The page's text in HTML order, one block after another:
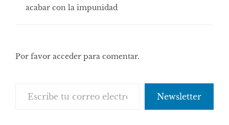
acabar con la impunidad
Por favor acceder para comentar.
Newsletter